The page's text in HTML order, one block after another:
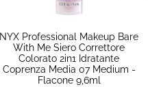
NYX Professional Makeup Bare
With Me Siero Correttore
Colorato 2in1 Idratante
Coprenza Media 07 Medium -
Flacone 9,6ml